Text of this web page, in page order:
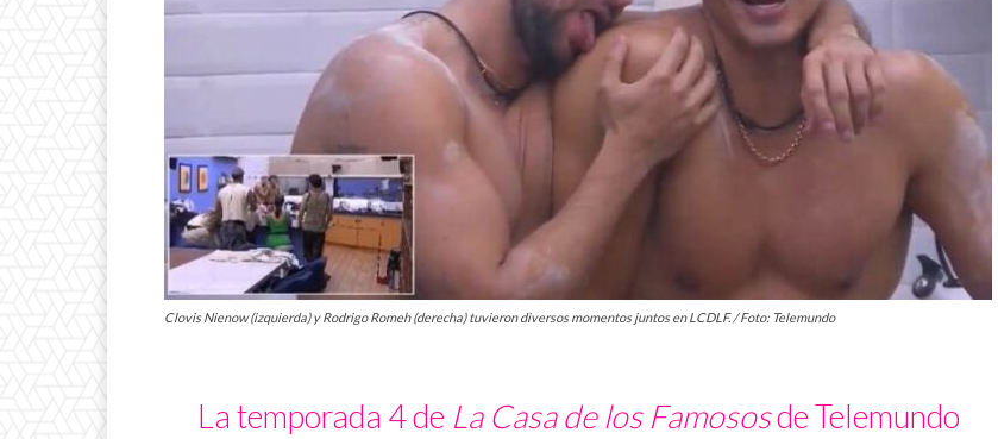
Clovis Nienow (izquierda) y Rodrigo Romeh (derecha) tuvieron diversos momentos juntos en LCDLF. / Foto: Telemundo
La temporada 4 de La Casa de los Famososde Telemundo